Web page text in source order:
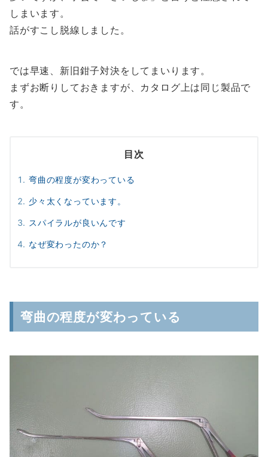
しまいます。
話がすこし脱線しました。
では早速、新旧鉗子対決をしてまいります。
まずお断りしておきますが、カタログ上は同じ製品で
す。
目次
弯曲の程度が変わっている
少々太くなっています。
スパイラルが良いんです
なぜ変わったのか？
弯曲の程度が変わっている